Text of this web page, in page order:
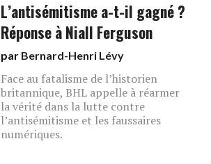
L’antisémitisme a-t-il gagné ?
Réponse à Niall Ferguson
par Bernard-Henri Lévy
Face au fatalisme de l’historien
britannique, BHL appelle à réarmer
la vérité dans la lutte contre
l’antisémitisme et les faussaires
numériques.